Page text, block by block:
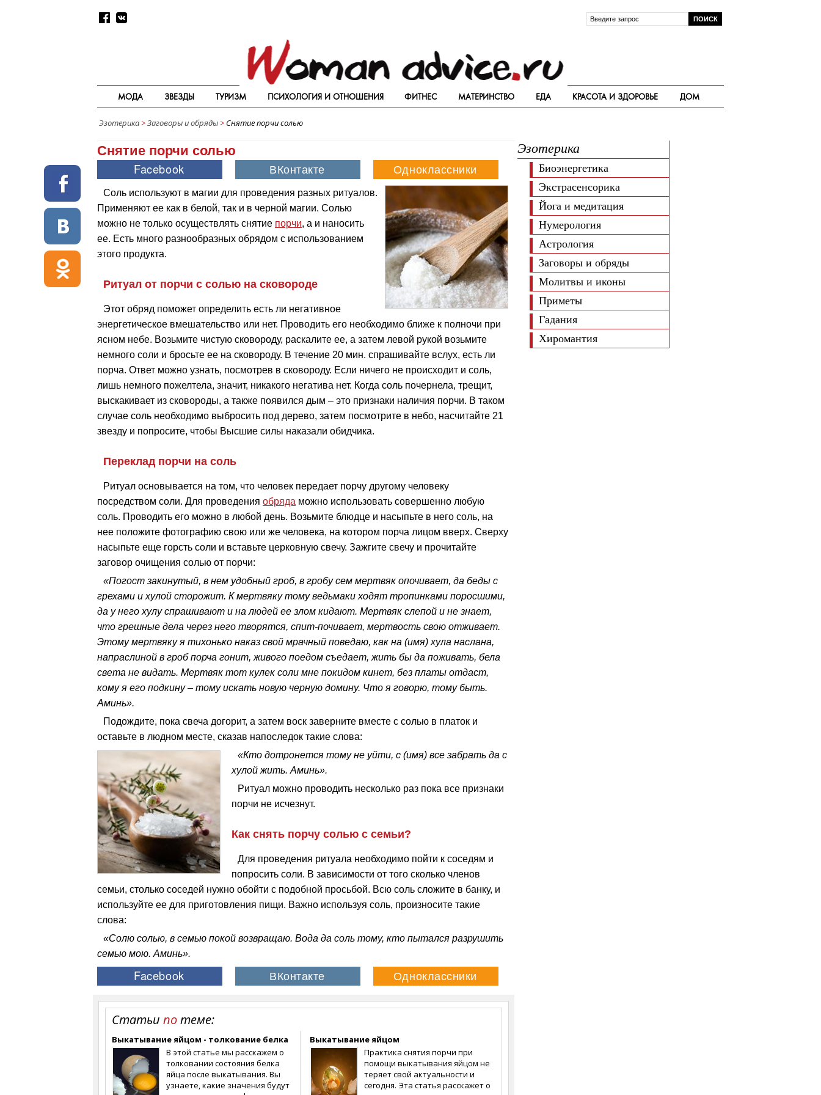
МОДА ЗВЕЗДЫ ТУРИЗМ ПСИХОЛОГИЯ И ОТНОШЕНИЯ ФИТНЕС МАТЕРИНСТВО ЕДА КРАСОТА И ЗДОРОВЬЕ ДОМ
Эзотерика >Заговоры и обряды > Снятие порчи солью
Снятие порчи солью
Соль используют в магии для проведения разных ритуалов.
Применяют ее как в белой, так и в черной магии. Солью
можно не только осуществлять снятие порчи, а и наносить
ее. Есть много разнообразных обрядом с использованием
этого продукта.
Ритуал от порчи с солью на сковороде
Этот обряд поможет определить есть ли негативное
энергетическое вмешательство или нет. Проводить его необходимо ближе к полночи при
ясном небе. Возьмите чистую сковороду, раскалите ее, а затем левой рукой возьмите
немного соли и бросьте ее на сковороду. В течение 20 мин. спрашивайте вслух, есть ли
порча. Ответ можно узнать, посмотрев в сковороду. Если ничего не происходит и соль,
лишь немного пожелтела, значит, никакого негатива нет. Когда соль почернела, трещит,
выскакивает из сковороды, а также появился дым – это признаки наличия порчи. В таком
случае соль необходимо выбросить под дерево, затем посмотрите в небо, насчитайте 21
звезду и попросите, чтобы Высшие силы наказали обидчика.
Переклад порчи на соль
Ритуал основывается на том, что человек передает порчу другому человеку
посредством соли. Для проведения обряда можно использовать совершенно любую
соль. Проводить его можно в любой день. Возьмите блюдце и насыпьте в него соль, на
нее положите фотографию свою или же человека, на котором порча лицом вверх. Сверху
насыпьте еще горсть соли и вставьте церковную свечу. Зажгите свечу и прочитайте
заговор очищения солью от порчи:
«Погост закинутый, в нем удобный гроб, в гробу сем мертвяк опочивает, да беды с
грехами и хулой сторожит. К мертвяку тому ведьмаки ходят тропинками поросшими,
да у него хулу спрашивают и на людей ее злом кидают. Мертвяк слепой и не знает,
что грешные дела через него творятся, спит-почивает, мертвость свою отживает.
Этому мертвяку я тихонько наказ свой мрачный поведаю, как на (имя) хула наслана,
напраслиной в гроб порча гонит, живого поедом съедает, жить бы да поживать, бела
света не видать. Мертвяк тот кулек соли мне покидом кинет, без платы отдаст,
кому я его подкину – тому искать новую черную домину. Что я говорю, тому быть.
Аминь».
Подождите, пока свеча догорит, а затем воск заверните вместе с солью в платок и
оставьте в людном месте, сказав напоследок такие слова:
«Кто дотронется тому не уйти, с (имя) все забрать да с
хулой жить. Аминь».
Ритуал можно проводить несколько раз пока все признаки
порчи не исчезнут.
Как снять порчу солью с семьи?
Для проведения ритуала необходимо пойти к соседям и
попросить соли. В зависимости от того сколько членов
семьи, столько соседей нужно обойти с подобной просьбой. Всю соль сложите в банку, и
используйте ее для приготовления пищи. Важно используя соль, произносите такие
слова:
«Солю солью, в семью покой возвращаю. Вода да соль тому, кто пытался разрушить
семью мою. Аминь».
Статьи потеме:
Выкатывание яйцом - толкование белка
В этой статье мы расскажем о
толковании состояния белка
яйца после выкатывания. Вы
узнаете, какие значения будут
Выкатывание яйцом
Практика снятия порчи при
помощи выкатывания яйцом не
теряет свой актуальности и
сегодня. Эта статья расскажет о
Эзотерика
Биоэнергетика
Экстрасенсорика
Йога и медитация
Нумерология
Астрология
Заговоры и обряды
Молитвы и иконы
Приметы
Гадания
Хиромантия